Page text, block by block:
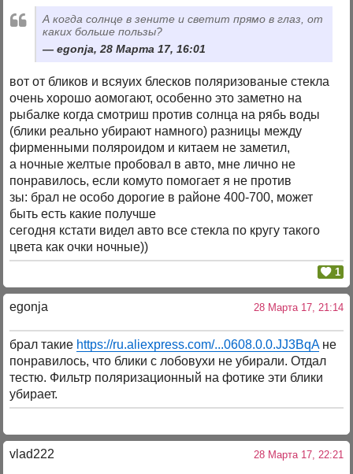
А когда солнце в зените и светит прямо в глаз, от
каких больше пользы?
egonja, 28 Марта 17, 16:01
вот от бликов и всяуих блесков поляризованые стекла
очень хорошо аомогают, особенно это заметно на
рыбалке когда смотриш против солнца на рябь воды
(блики реально убирают намного) разницы между
фирменными поляроидом и китаем не заметил,
а ночные желтые пробовал в авто, мне лично не
понравилось, если комуто помогает я не против
зы: брал не особо дорогие в районе 400-700, может
быть есть какие получше
сегодня кстати видел авто все стекла по кругу такого
цвета как очки ночные))
1
egonja 28 Марта 17, 21:14
брал такие https://ru.aliexpress.com/...0608.0.0.JJ3BqAне
понравилось, что блики с лобовухи не убирали. Отдал
тестю. Фильтр поляризационный на фотике эти блики
убирает.
vlad222 28 Марта 17, 22:21